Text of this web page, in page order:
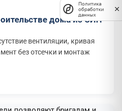
дома из СИП-
вентиляции, кривая
без отсечки и монтаж
Политика
обработки
данных